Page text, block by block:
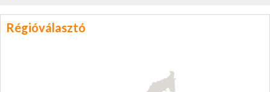
Régióválasztó